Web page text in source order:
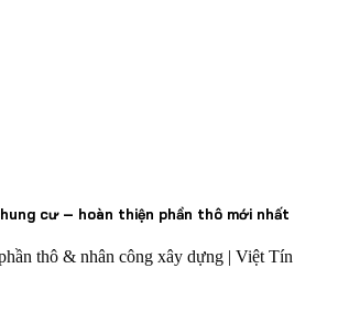
cư – hoàn thiện phần thô mới nhất